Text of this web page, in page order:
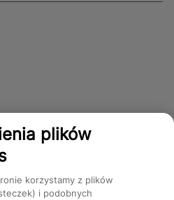
plików
korzystamy z plików
i podobnych